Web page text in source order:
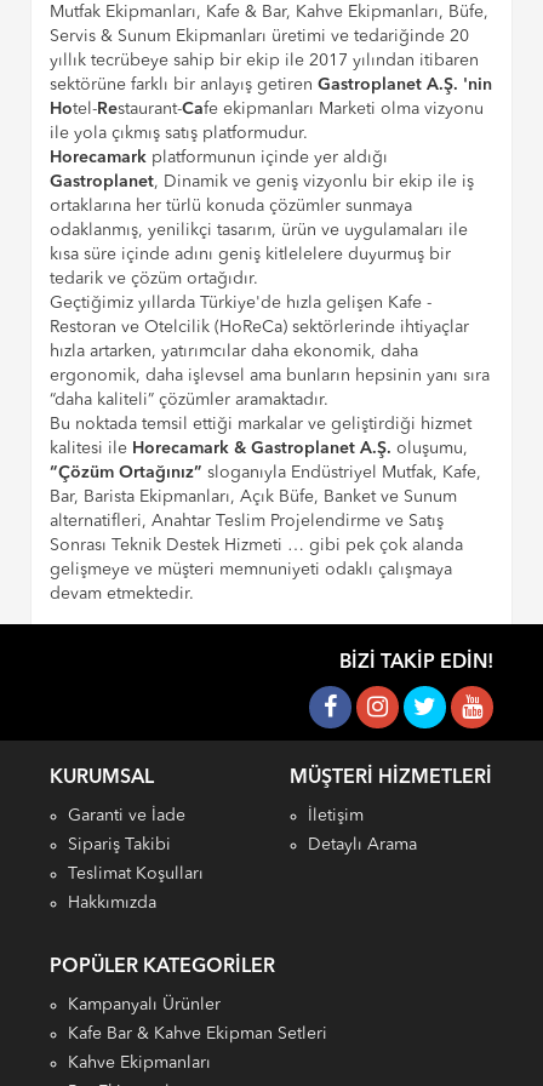
Mutfak Ekipmanları, Kafe & Bar, Kahve Ekipmanları, Büfe,
Servis & Sunum Ekipmanları üretimi ve tedariğinde 20
yıllık tecrübeye sahip bir ekip ile 2017 yılından itibaren
sektörüne farklı bir anlayış getirenGastroplanet A.Ş. 'nin
Hotel-Restaurant-Cafe ekipmanları Marketi olma vizyonu
ile yola çıkmış satış platformudur.
Horecamark platformunun içinde yer aldığı
Gastroplanet, Dinamik ve geniş vizyonlu bir ekip ile iş
ortaklarına her türlü konuda çözümler sunmaya
odaklanmış, yenilikçi tasarım, ürün ve uygulamaları ile
kısa süre içinde adını geniş kitlelelere duyurmuş bir
tedarik ve çözüm ortağıdır.
Geçtiğimiz yıllarda Türkiye'de hızla gelişen Kafe -
Restoran ve Otelcilik (HoReCa) sektörlerinde ihtiyaçlar
hızla artarken, yatırımcılar daha ekonomik, daha
ergonomik, daha işlevsel ama bunların hepsinin yanı sıra
“daha kaliteli” çözümler aramaktadır.
Bu noktada temsil ettiği markalar ve geliştirdiği hizmet
kalitesi ile Horecamark & Gastroplanet A.Ş. oluşumu,
“Çözüm Ortağınız” sloganıyla Endüstriyel Mutfak, Kafe,
Bar, Barista Ekipmanları, Açık Büfe, Banket ve Sunum
alternatifleri, Anahtar Teslim Projelendirme ve Satış
Sonrası Teknik Destek Hizmeti … gibi pek çok alanda
gelişmeye ve müşteri memnuniyeti odaklı çalışmaya
devam etmektedir.
BIZI TAKIP EDIN!
KURUMSAL
Garanti ve İade
Sipariş Takibi
Teslimat Koşulları
Hakkımızda
MÜŞTERI HIZMETLERI
İletişim
Detaylı Arama
POPÜLER KATEGORILER
Kampanyalı Ürünler
Kafe Bar & Kahve Ekipman Setleri
Kahve Ekipmanları